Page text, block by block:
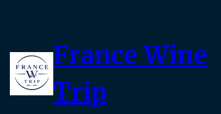
France Wine
Trip